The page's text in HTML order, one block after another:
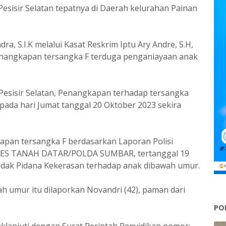
Selatan tepatnya di Daerah kelurahan Painan
S.I.K melalui Kasat Reskrim Iptu Ary Andre, S.H,
tersangka F terduga penganiayaan anak
Selatan, Penangkapan terhadap tersangka
hari Jumat tanggal 20 Oktober 2023 sekira
tersangka F berdasarkan Laporan Polisi
TANAH DATAR/POLDA SUMBAR, tertanggal 19
Pidana Kekerasan terhadap anak dibawah umur.
umur itu dilaporkan Novandri (42), paman dari